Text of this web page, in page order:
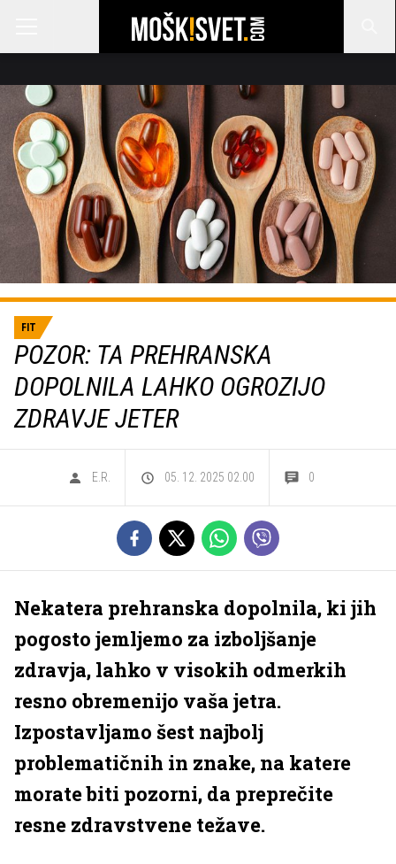
FIT
POZOR: TA PREHRANSKA
DOPOLNILA LAHKO OGROZIJO
ZDRAVJE JETER
E.R. 05. 12. 2025 02.00 0
Nekatera prehranska dopolnila, ki jih
pogosto jemljemo za izboljšanje
zdravja, lahko v visokih odmerkih
resno obremenijo vaša jetra.
Izpostavljamo šest najbolj
problematičnih in znake, na katere
morate biti pozorni, da preprečite
resne zdravstvene težave.